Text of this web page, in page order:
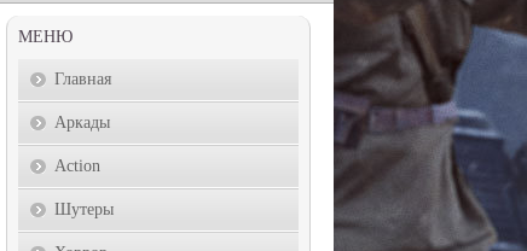
МЕНЮ
Главная
Аркады
Action
Шутеры